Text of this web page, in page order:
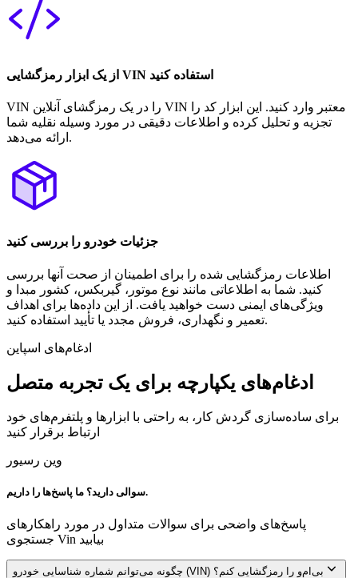
از یک ابزار رمزگشایی VIN استفاده کنید
VIN را در یک رمزگشای آنلاین VIN معتبر وارد کنید. این ابزار کد را
تجزیه و تحلیل کرده و اطلاعات دقیقی در مورد وسیله نقلیه شما
ارائه می‌دهد.
جزئیات خودرو را بررسی کنید
اطلاعات رمزگشایی شده را برای اطمینان از صحت آنها بررسی
کنید. شما به اطلاعاتی مانند نوع موتور، گیربکس، کشور مبدا و
ویژگی‌های ایمنی دست خواهید یافت. از این داده‌ها برای اهداف
تعمیر و نگهداری، فروش مجدد یا تأیید استفاده کنید.
ادغام‌های اسپاین
ادغام‌های یکپارچه برای یک تجربه متصل
برای ساده‌سازی گردش کار، به راحتی با ابزارها و پلتفرم‌های خود
ارتباط برقرار کنید
وین رسیور
سوالی دارید؟ ما پاسخ‌ها را داریم.
پاسخ‌های واضحی برای سوالات متداول در مورد راهکارهای
جستجوی Vin بیابید
چگونه می‌توانم شماره شناسایی خودرو (VIN) بی‌ام‌و را رمزگشایی کنم؟